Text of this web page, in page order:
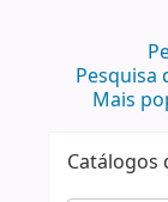
Pesquisa
Mais
Catálogos